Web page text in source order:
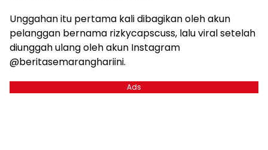
Unggahan itu pertama kali dibagikan oleh akun
pelanggan bernama rizkycapscuss, lalu viral setelah
diunggah ulang oleh akun Instagram
@beritasemaranghariini.
Ads